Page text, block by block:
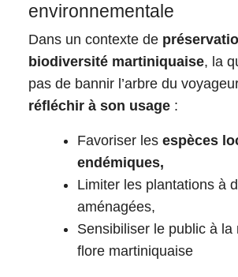
environnementale
Dans un contexte de
biodiversité martiniquaise, la
pas de bannir l’arbre du
réfléchir à son usage :
Favoriser les espèces
endémiques,
Limiter les plantations à
aménagées,
Sensibiliser le public à la
flore martiniquaise